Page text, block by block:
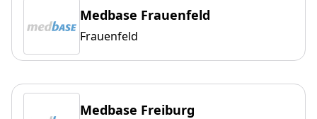
Medbase Frauenfeld
Frauenfeld
Medbase Freiburg